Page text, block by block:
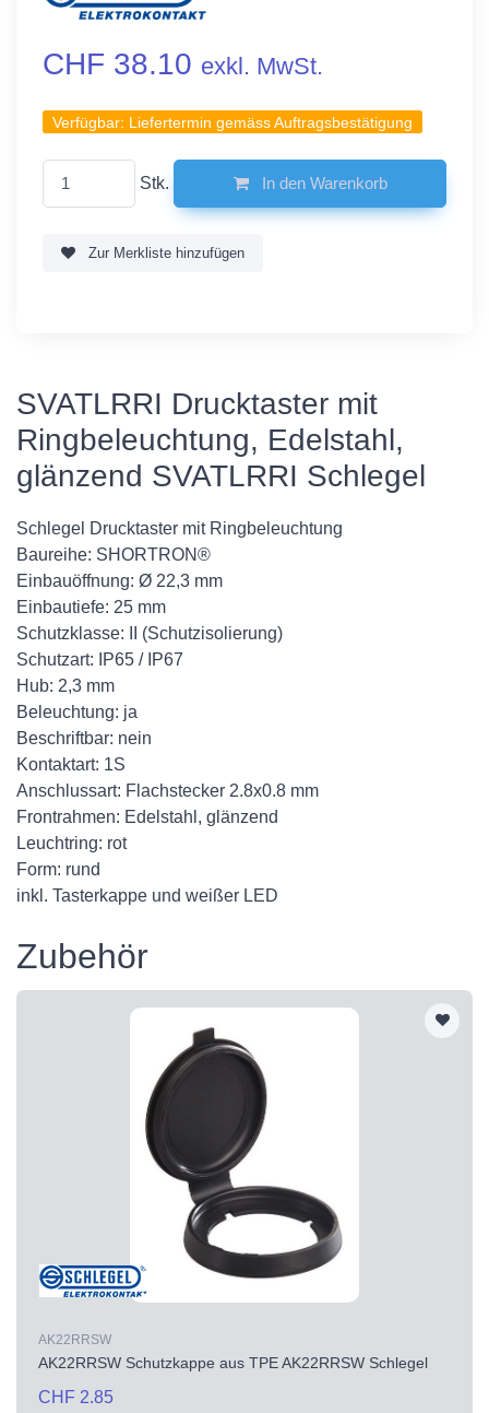
CHF 38.10 exkl. MwSt.
Verfügbar: Liefertermin gemäss Auftragsbestätigung
Stk. In den Warenkorb
Zur Merkliste hinzufügen
SVATLRRI Drucktaster mit
Ringbeleuchtung, Edelstahl,
glänzend SVATLRRI Schlegel
Schlegel Drucktaster mit Ringbeleuchtung
Baureihe: SHORTRON®
Einbauöffnung: Ø 22,3 mm
Einbautiefe: 25 mm
Schutzklasse: II (Schutzisolierung)
Schutzart: IP65 / IP67
Hub: 2,3 mm
Beleuchtung: ja
Beschriftbar: nein
Kontaktart: 1S
Anschlussart: Flachstecker 2.8x0.8 mm
Frontrahmen: Edelstahl, glänzend
Leuchtring: rot
Form: rund
inkl. Tasterkappe und weißer LED
Zubehör
AK22RRSW
AK22RRSW Schutzkappe aus TPE AK22RRSW Schlegel
CHF 2.85